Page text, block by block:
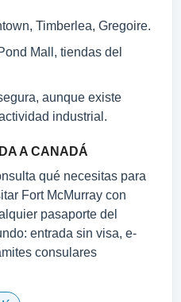
Timberlea, Gregoire.
Mall, tiendas del
aunque existe
industrial.
A CANADÁ
qué necesitas para
Fort McMurray con
pasaporte del
entrada sin visa, e-
consulares